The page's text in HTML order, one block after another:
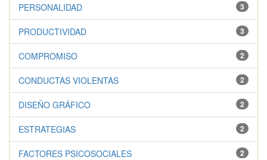
3
PERSONALIDAD
3
PRODUCTIVIDAD
2
COMPROMISO
2
CONDUCTAS VIOLENTAS
2
DISEÑO GRÁFICO
2
ESTRATEGIAS
2
FACTORES PSICOSOCIALES